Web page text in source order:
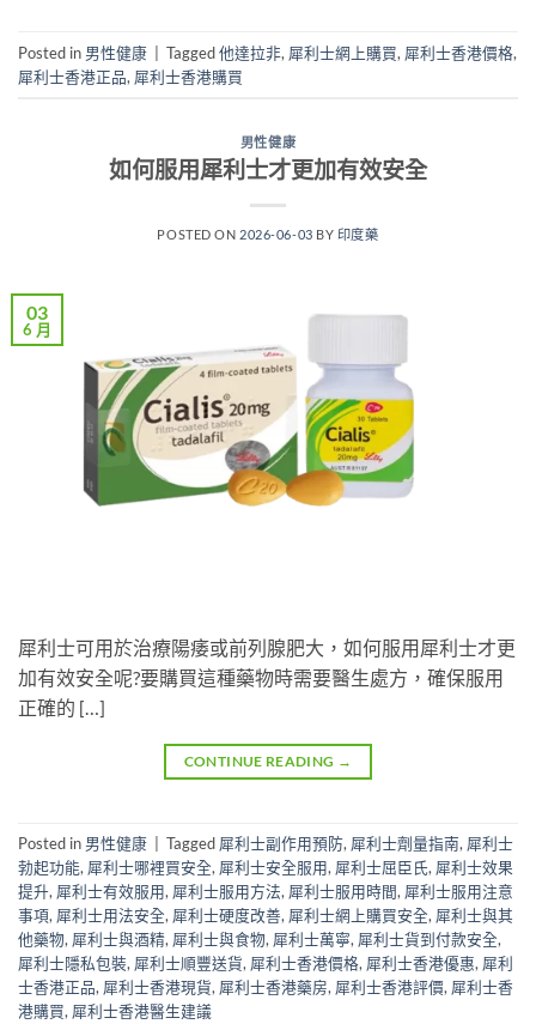
Posted in 男性健康 | Tagged他達拉非, 犀利士網上購買, 犀利士香港價格,
犀利士香港正品, 犀利士香港購買
男性健康
如何服用犀利士才更加有效安全
POSTED ON 2026-06-03 BY 印度藥
03
6 月
犀利士可用於治療陽痿或前列腺肥大，如何服用犀利士才更
加有效安全呢?要購買這種藥物時需要醫生處方，確保服用
正確的 […]
CONTINUE READING →
Posted in 男性健康 Tagged 犀利士副作用預防, 犀利士劑量指南, 犀利士
勃起功能, 犀利士哪裡買安全, 犀利士安全服用, 犀利士屈臣氏, 犀利士效果
提升, 犀利士有效服用, 犀利士服用方法, 犀利士服用時間, 犀利士服用注意
事項, 犀利士用法安全, 犀利士硬度改善, 犀利士網上購買安全, 犀利士與其
他藥物, 犀利士與酒精, 犀利士與食物, 犀利士萬寧, 犀利士貨到付款安全,
犀利士隱私包裝, 犀利士順豐送貨, 犀利士香港價格, 犀利士香港優惠, 犀利
士香港正品, 犀利士香港現貨, 犀利士香港藥房, 犀利士香港評價, 犀利士香
港購買, 犀利士香港醫生建議